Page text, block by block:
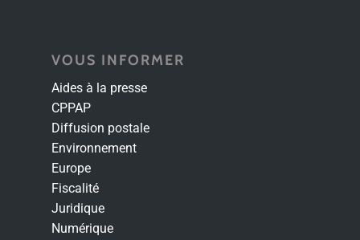
VOUS INFORMER
Aides à la presse
CPPAP
Diffusion postale
Environnement
Europe
Fiscalité
Juridique
Numérique